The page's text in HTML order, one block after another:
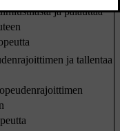
ja palauttaa
ja tallentaa